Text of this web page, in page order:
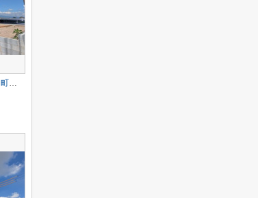
クレイドルガーデン高崎市足門町第9ー②